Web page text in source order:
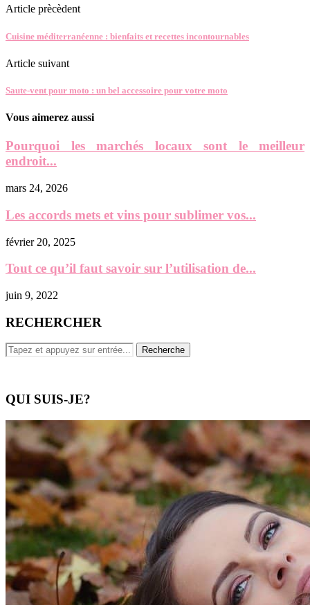
Article prècèdent
Cuisine méditerranéenne : bienfaits et recettes incontournables
Article suivant
Saute-vent pour moto : un bel accessoire pour votre moto
Vous aimerez aussi
Pourquoi les marchés locaux sont le meilleur
endroit...
mars 24, 2026
Les accords mets et vins pour sublimer vos...
février 20, 2025
Tout ce qu’il faut savoir sur l’utilisation de...
juin 9, 2022
RECHERCHER
QUI SUIS-JE?